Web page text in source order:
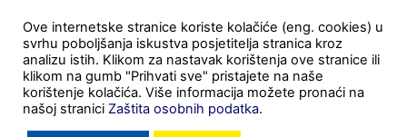
Planovi
Javna nabava
Ugovori
Ove internetske stranice koriste kolačiće (eng. cookies) u
svrhu poboljšanja iskustva posjetitelja stranica kroz
analizu istih. Klikom za nastavak korištenja ove stranice ili
klikom na gumb "Prihvati sve" pristajete na naše
korištenje kolačića. Više informacija možete pronaći na
našoj stranici Zaštita osobnih podatka.